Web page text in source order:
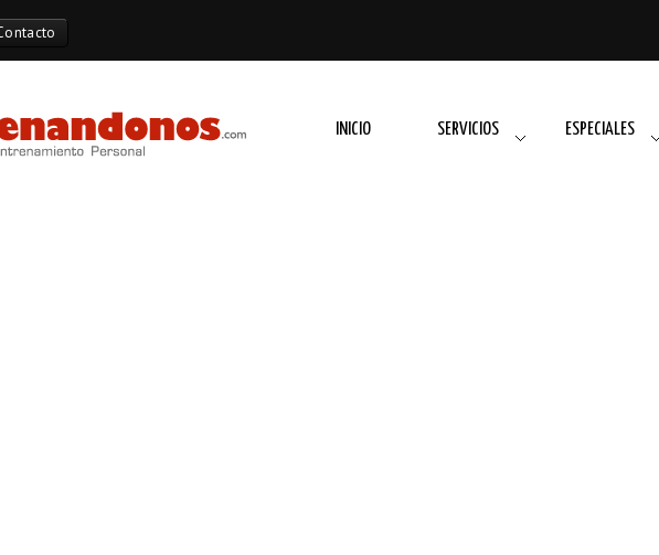
INICIO SERVICIOS ESPECIALES